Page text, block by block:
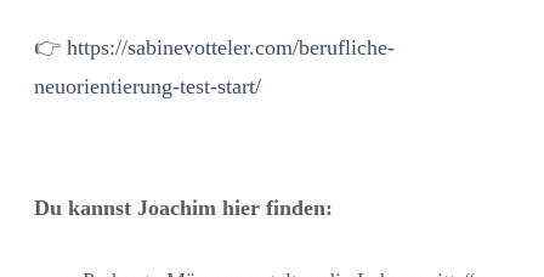
👉 https://sabinevotteler.com/berufliche-
neuorientierung-test-start/
Du kannst Joachim hier finden: